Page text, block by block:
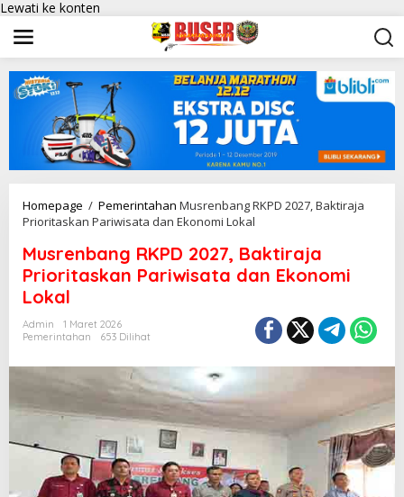
Lewati ke konten
Homepage / Pemerintahan Musrenbang RKPD 2027, Baktiraja
Prioritaskan Pariwisata dan Ekonomi Lokal
Musrenbang RKPD 2027, Baktiraja
Prioritaskan Pariwisata dan Ekonomi
Lokal
Admin
1 Maret 2026
Pemerintahan
653 Dilihat